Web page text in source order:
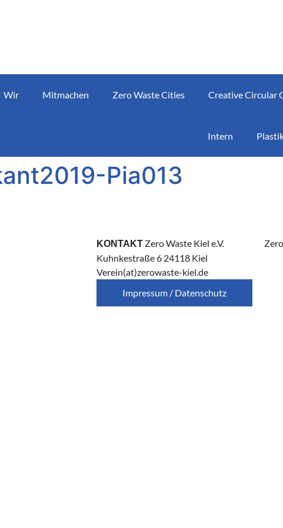
Wir Mitmachen Zero Waste Cities Creative Circular
Intern
Pia013
KONTAKT Zero Waste Kiel e.V.
Kuhnkestraße 6 24118 Kiel
Verein(at)zerowaste-kiel.de
Impressum / Datenschutz